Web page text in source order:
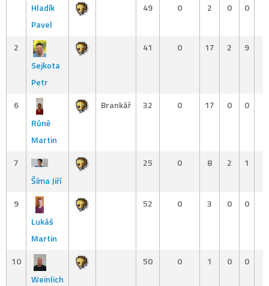
Hladík
Pavel
49 0 2 0 0
2
Sejkota
Petr
41 0 17 2 9
6
Růně
Martin
Brankář 32 0 17 0 0
7
Šíma Jiří
25 0 8 2 1
9
Lukáš
Martin
52 0 3 0 0
10
Weinlich
50 0 1 0 0